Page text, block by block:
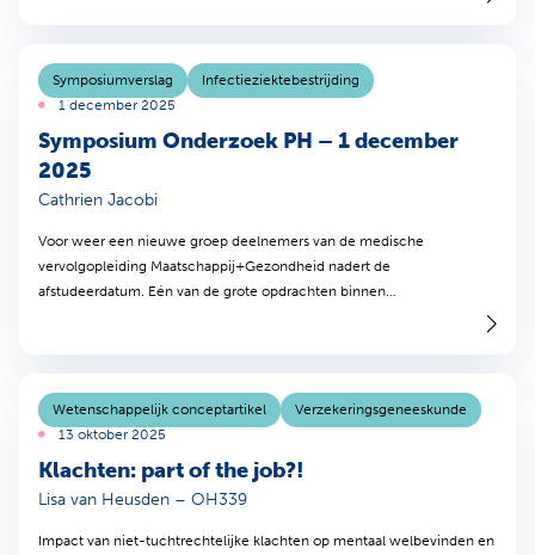
Symposium Onderzoek PH – 1 december
2025
Cathrien Jacobi
Symposiumverslag
Infectieziektebestrijding
1 december 2025
Voor weer een nieuwe groep deelnemers van de medische
vervolgopleiding Maatschappij+Gezondheid nadert de
afstudeerdatum. Eén van de grote opdrachten binnen…
Klachten: part of the job?!
Lisa van Heusden – OH339
Wetenschappelijk conceptartikel
Verzekeringsgeneeskunde
13 oktober 2025
Impact van niet-tuchtrechtelijke klachten op mentaal welbevinden en